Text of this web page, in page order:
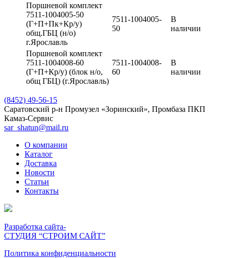
Поршневой комплект
7511-1004005-50
(Г+П+Пк+Кр/у)
общ.ГБЦ (н/о)
г.Ярославль
7511-1004005-
50
В
наличии
Поршневой комплект
7511-1004008-60
(Г+П+Кр/у) (блок н/о,
общ ГБЦ) (г.Ярославль)
7511-1004008-
60
В
наличии
(8452) 49-56-15
Саратовский р-н Промузел «Зоринский», Промбаза ПКП
Камаз-Сервис
sar_shatun@mail.ru
О компании
Каталог
Доставка
Новости
Статьи
Контакты
Разработка сайта-
СТУДИЯ “СТРОИМ САЙТ”
Политика конфиденциальности